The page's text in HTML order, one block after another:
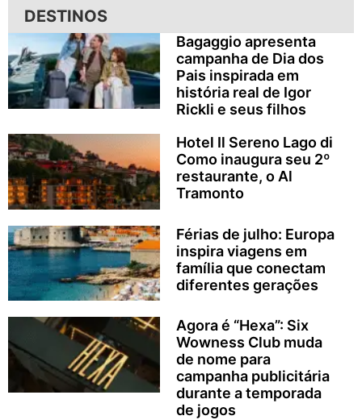
DESTINOS
Bagaggio apresenta
campanha de Dia dos
Pais inspirada em
história real de Igor
Rickli e seus filhos
Hotel Il Sereno Lago di
Como inaugura seu 2º
restaurante, o Al
Tramonto
Férias de julho: Europa
inspira viagens em
família que conectam
diferentes gerações
Agora é “Hexa”: Six
Wowness Club muda
de nome para
campanha publicitária
durante a temporada
de jogos